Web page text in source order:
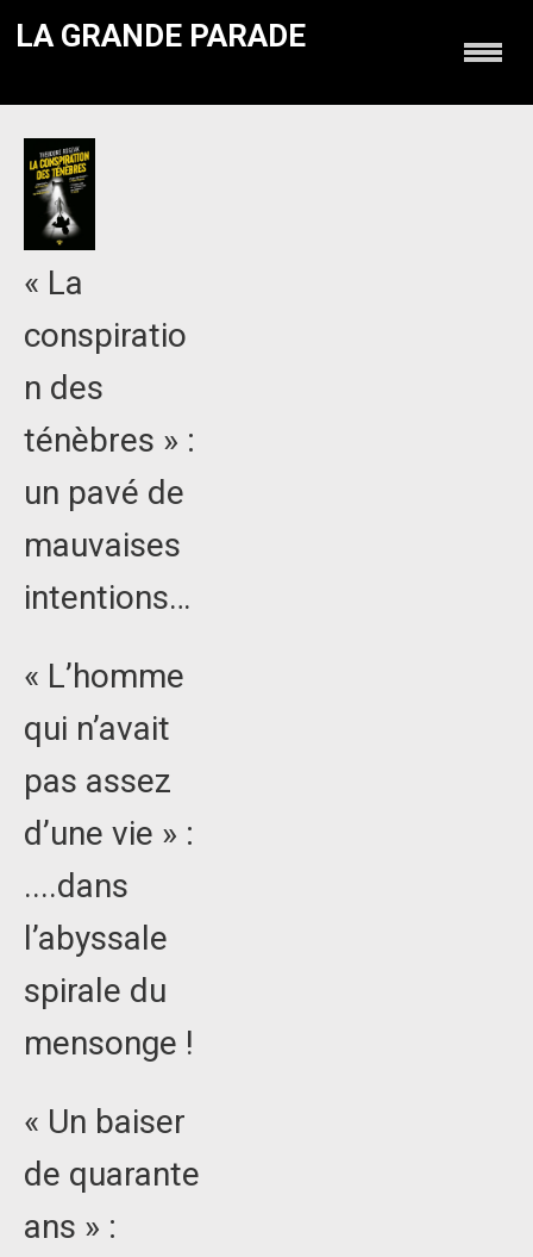
LA GRANDE PARADE
« La
conspiratio
n des
ténèbres » :
un pavé de
mauvaises
intentions…
« L’homme
qui n’avait
pas assez
d’une vie » :
....dans
l’abyssale
spirale du
mensonge !
« Un baiser
de quarante
ans » :